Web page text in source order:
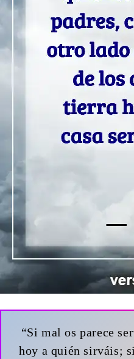
“Si mal os parece
hoy a quién sirváis;